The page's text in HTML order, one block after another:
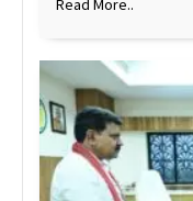
Read More..